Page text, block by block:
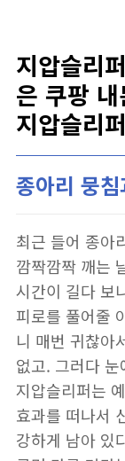
지압슬리
은 쿠팡
지압슬리퍼
종아리 뭉
최근 들어 종아
깜짝깜짝 깨는
시간이 길다 보
피로를 풀어줄
니 매번 귀찮아
없고. 그러다 눈
지압슬리퍼는
효과를 떠나서
강하게 남아 있